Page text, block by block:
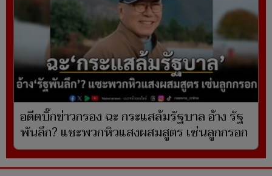
อดีตบิ๊กข่าวกรอง ฉะ กระแสล้มรัฐบาล อ้าง รัฐ
พันลึก? แซะพวกหิวแสงผสมสูตร เซ่นลูกกรอก